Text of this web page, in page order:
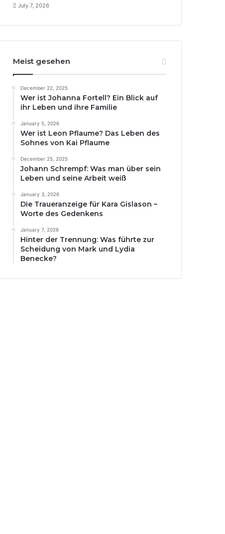
July 7, 2026
Meist gesehen
December 22, 2025
Wer ist Johanna Fortell? Ein Blick auf
ihr Leben und ihre Familie
January 5, 2026
Wer ist Leon Pflaume? Das Leben des
Sohnes von Kai Pflaume
December 25, 2025
Johann Schrempf: Was man über sein
Leben und seine Arbeit weiß
January 3, 2026
Die Traueranzeige für Kara Gislason –
Worte des Gedenkens
January 7, 2026
Hinter der Trennung: Was führte zur
Scheidung von Mark und Lydia
Benecke?